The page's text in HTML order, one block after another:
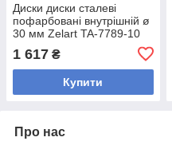
Диски диски сталеві
пофарбовані внутрішній ø
30 мм Zelart TA-7789-10
10 кг (сталь пофарбована,
сірий)
1 617 ₴
Купити
Про нас